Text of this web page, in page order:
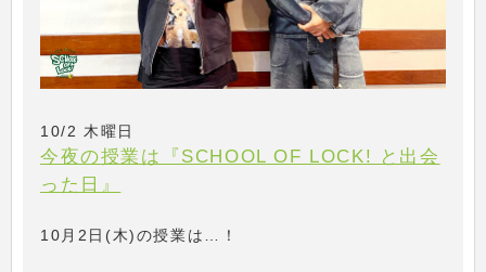
10/2 木曜日
今夜の授業は『SCHOOL OF LOCK! と出会
った日』
10月2日(木)の授業は…！